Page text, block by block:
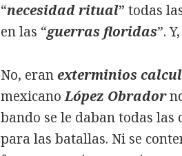
“necesidad ritual” todas
en las “guerras floridas”.
No, eranexterminios
mexicanoLópez Obrador
bando se le daban todas
para las batallas. Ni se